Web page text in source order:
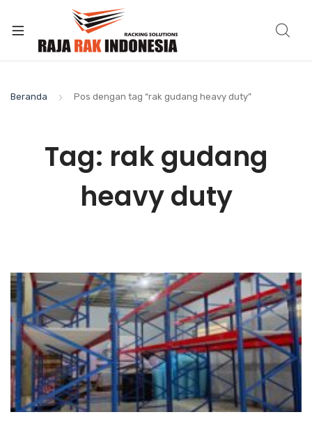
Beranda Pos dengan tag “rak gudang heavy duty”
Tag: rak gudang
heavy duty